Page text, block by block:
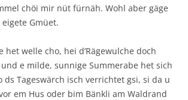
chöi mir nüt fürnäh. Wohl aber gäge
eigete Gmüet.
het welle cho, hei d’Rägewulche doch
e milde, sunnige Summerabe het sich
ds Tageswärch isch verrichtet gsi, si da u
em Hus oder bim Bänkli am Waldrand